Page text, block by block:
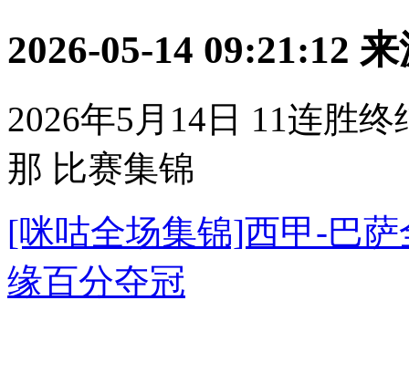
2026-05-14 09:21:12 来
2026年5月14日 11连胜
那 比赛集锦
[咪咕全场集锦]西甲-巴
缘百分夺冠